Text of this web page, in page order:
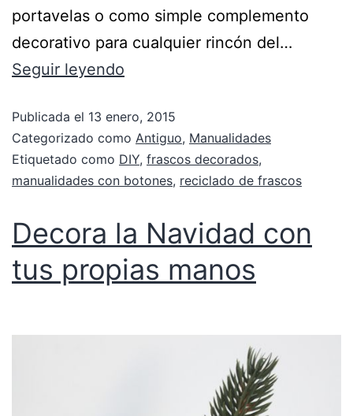
portavelas o como simple complemento
decorativo para cualquier rincón del…
Seguir leyendo
Publicada el 13 enero, 2015
Categorizado como Antiguo, Manualidades
Etiquetado como DIY, frascos decorados,
manualidades con botones, reciclado de frascos
Decora la Navidad con
tus propias manos